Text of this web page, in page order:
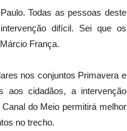
Todas as pessoas deste
difícil. Sei que os
França.
nos conjuntos Primavera e
aos cidadãos, a intervenção
do Meio permitirá melhor
no trecho.